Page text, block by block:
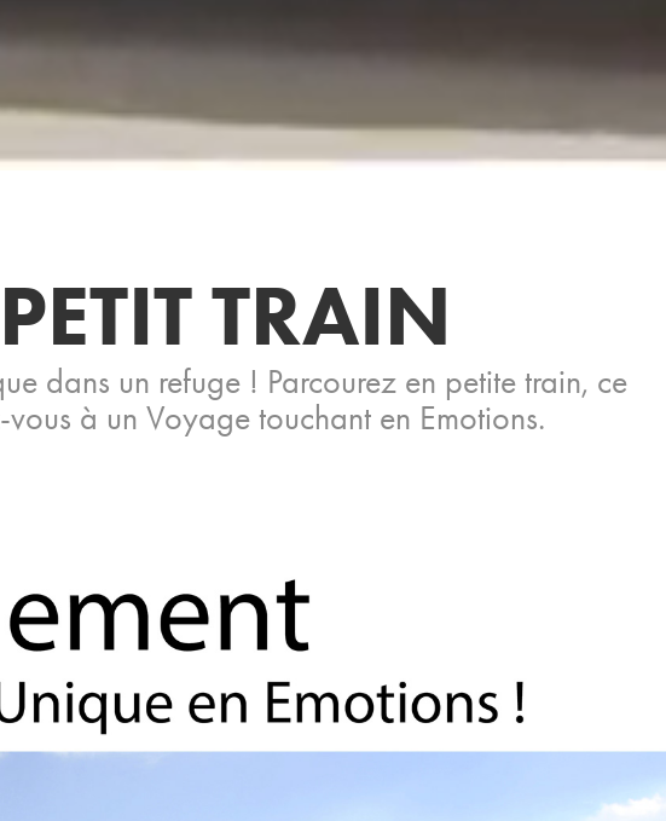
TRAIN
dans un refuge ! Parcourez en petite train, ce
à un Voyage touchant en Emotions.